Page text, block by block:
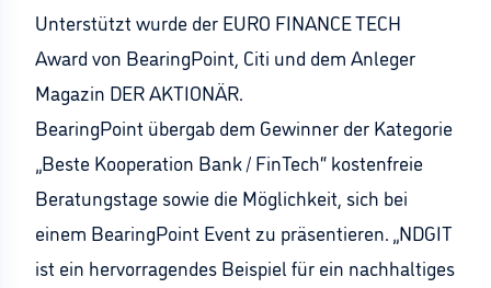
Unterstützt wurde der EURO FINANCE TECH
Award von BearingPoint, Citi und dem Anleger
Magazin DER AKTIONÄR.
BearingPoint übergab dem Gewinner der Kategorie
„Beste Kooperation Bank / FinTech“ kostenfreie
Beratungstage sowie die Möglichkeit, sich bei
einem BearingPoint Event zu präsentieren. „NDGIT
ist ein hervorragendes Beispiel für ein nachhaltiges